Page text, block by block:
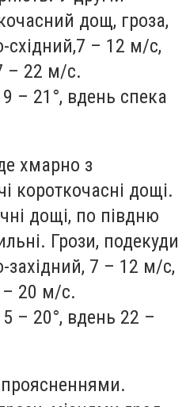
дощ, гроза,
східний,7 – 12 м/с,
– 22 м/с.
– 21°, вдень спека
хмарно з
короткочасні дощі.
дощі, по півдню
Грози, подекуди
західний, 7 – 12 м/с,
20 м/с.
– 20°, вдень 22 –